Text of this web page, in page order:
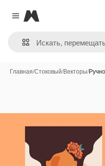
Close menu
Magnific
Главная/Стоковый/Векторы/